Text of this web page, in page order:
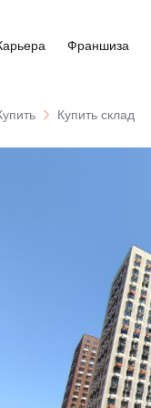
Франшиза
Купить склад